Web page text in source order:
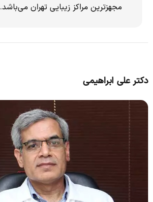
مجهزترین مراکز زیبایى تهران مى‌باشد.
دکتر علی ابراهیمی